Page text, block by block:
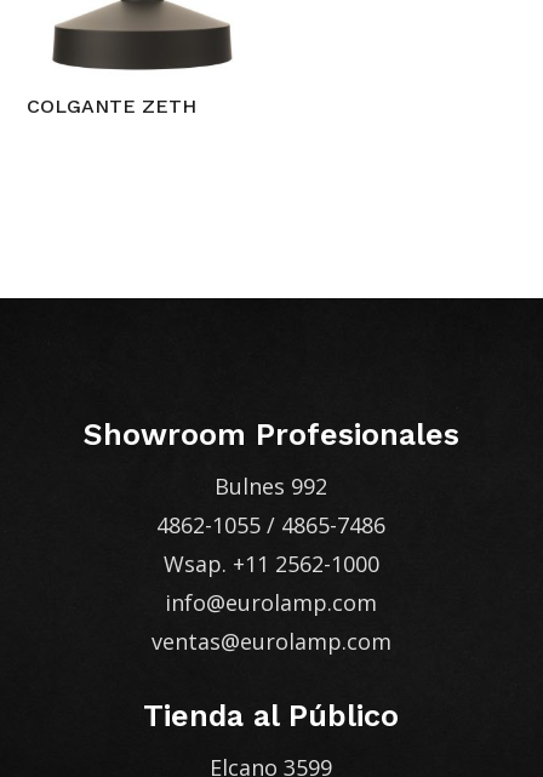
COLGANTE ZETH
Showroom Profesionales
Bulnes 992
4862-1055 / 4865-7486
Wsap. +11 2562-1000
info@eurolamp.com
ventas@eurolamp.com
Tienda al Público
Elcano 3599